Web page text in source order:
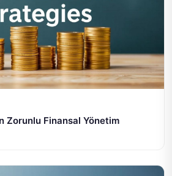
Zorunlu Finansal Yönetim